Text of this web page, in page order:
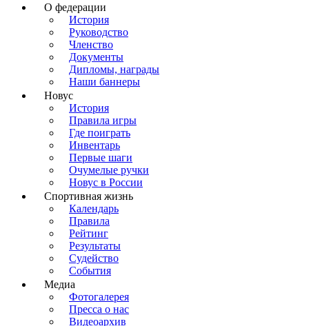
О федерации
История
Руководство
Членство
Документы
Дипломы, награды
Наши баннеры
Новус
История
Правила игры
Где поиграть
Инвентарь
Первые шаги
Очумелые ручки
Новус в России
Спортивная жизнь
Календарь
Правила
Рейтинг
Результаты
Судейство
События
Медиа
Фотогалерея
Пресса о нас
Видеоархив